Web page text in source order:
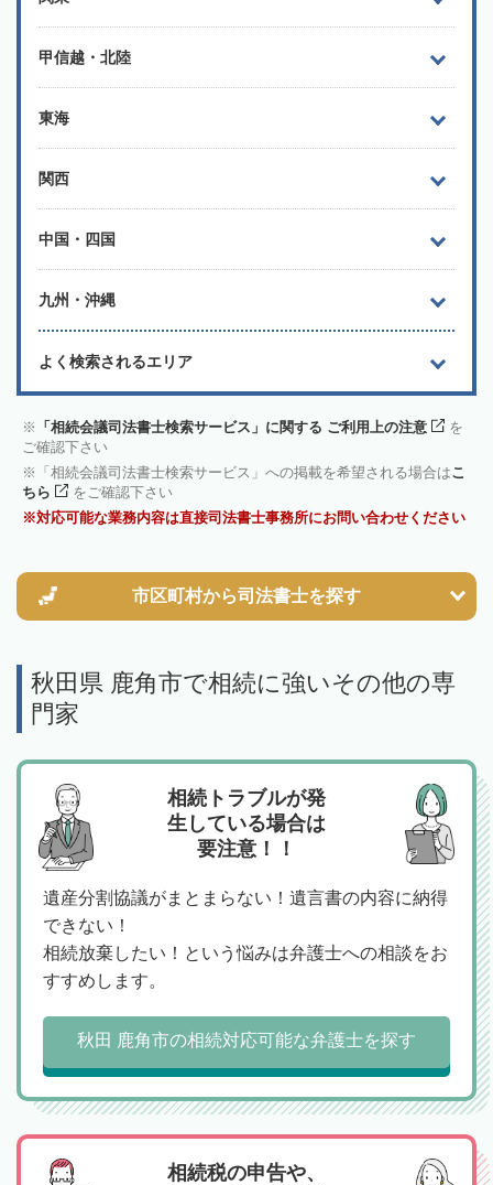
甲信越・北陸
東海
関西
中国・四国
九州・沖縄
よく検索されるエリア
「相続会議司法書士検索サービス」に関する ご利用上の注意
を
ご確認下さい
「相続会議司法書士検索サービス」への掲載を希望される場合はこ
ちら
をご確認下さい
対応可能な業務内容は直接司法書士事務所にお問い合わせください
市区町村から司法書士を探す
秋田県 鹿角市で相続に強いその他の専
門家
相続トラブルが発
生している場合は
要注意！！
遺産分割協議がまとまらない！遺言書の内容に納得
できない！
相続放棄したい！という悩みは弁護士への相談をお
すすめします。
秋田 鹿角市の相続対応可能な弁護士を探す
相続税の申告や、